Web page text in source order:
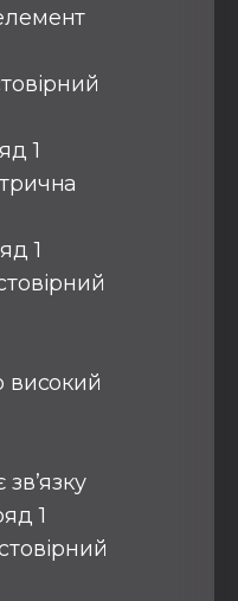
1
1
високий
1